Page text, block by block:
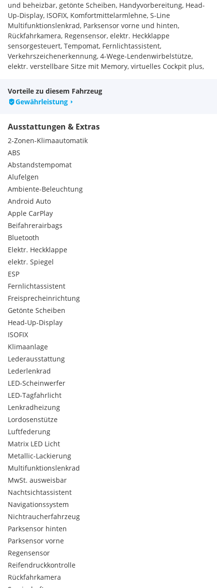
und beheizbar, getönte Scheiben, Handyvorbereitung, Head-
Up-Display, ISOFIX, Komfortmittelarmlehne, S-Line
Multifunktionslenkrad, Parksensor vorne und hinten,
Rückfahrkamera, Regensensor, elektr. Heckklappe
sensorgesteuert, Tempomat, Fernlichtassistent,
Verkehrszeichenerkennung, 4-Wege-Lendenwirbelstütze,
elektr. verstellbare Sitze mit Memory, virtuelles Cockpit plus,
Klimaautomatik, 2. Ladezugang, Türen Servoschließung,
Ambiente Lichtpaket plus, Technology selection, Optikpaket
schwarz plus, Soundsystem Bang & Olufsen,
Leasingfähiger Gebrauchtwagen!
– über 750 Autos verfügbar!Bestbewerteter
Autohandelsbetrieb Österreichs 2019, 2021, 2023 & 2024!
(Kundenbewertungen bei )
Alle Fahrzeuge verfügen über ein gültiges Pickerl!
Eigene Bosch-Car-Service-Fachwerkstätte mit
Ersatzauto!Bauteilegarantiepaket mit 100%iger
Schadensabdeckung gegen geringen Aufpreis buchbar.
Vorteile zu diesem Fahrzeug
Gewährleistung
Ausstattungen & Extras
2-Zonen-Klimaautomatik
ABS
Abstandstempomat
Alufelgen
Ambiente-Beleuchtung
Android Auto
Apple CarPlay
Beifahrerairbags
Bluetooth
Elektr. Heckklappe
elektr. Spiegel
ESP
Fernlichtassistent
Freisprecheinrichtung
Getönte Scheiben
Head-Up-Display
ISOFIX
Klimaanlage
Lederausstattung
Lederlenkrad
LED-Scheinwerfer
LED-Tagfahrlicht
Lenkradheizung
Lordosenstütze
Luftfederung
Matrix LED Licht
Metallic-Lackierung
Multifunktionslenkrad
MwSt. ausweisbar
Nachtsichtassistent
Navigationssystem
Nichtraucherfahrzeug
Parksensor hinten
Parksensor vorne
Regensensor
Reifendruckkontrolle
Rückfahrkamera